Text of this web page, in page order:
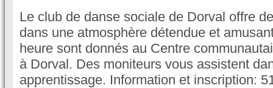
Le club de danse sociale de Dorval offre
dans une atmosphère détendue et
heure sont donnés au Centre
à Dorval. Des moniteurs vous assistent
apprentissage. Information et inscription: